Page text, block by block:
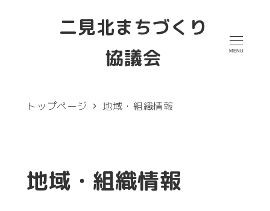
二見北まちづくり
協議会
MENU
トップページ 地域・組織情報
地域・組織情報